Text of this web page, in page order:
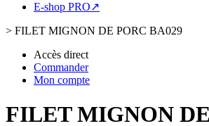
E-shop PRO↗
> FILET MIGNON DE PORC BA029
Accès direct
Commander
Mon compte
FILET MIGNON